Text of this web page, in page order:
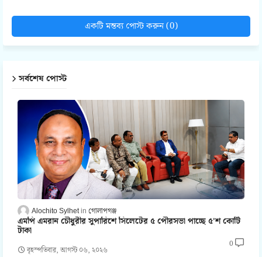
একটি মন্তব্য পোস্ট করুন (0)
সর্বশেষ পোস্ট
Alochito Sylhet গোলাপগঞ্জ
এমপি এমরান চৌধুরীর সুপারিশে সিলেটের ৫ পৌরসভা পাচ্ছে ৫'শ কোটি
টাকা
বৃহস্পতিবার, আগস্ট ০৬, ২০২৬
0